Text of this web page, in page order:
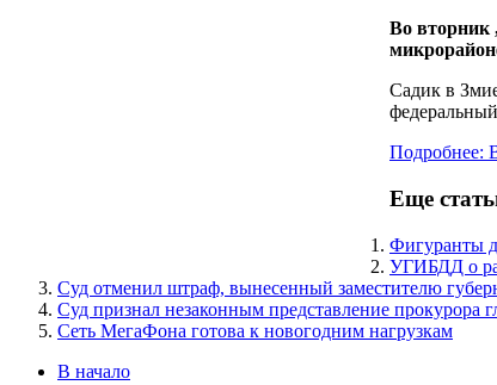
Во вторник
Садик в
Подробнее:
Еще
Фигуранты
УГИБДД о
Суд отменил штраф, вынесенный заместителю
Суд признал незаконным представление прокурора
Сеть МегаФона готова к новогодним нагрузкам
В начало